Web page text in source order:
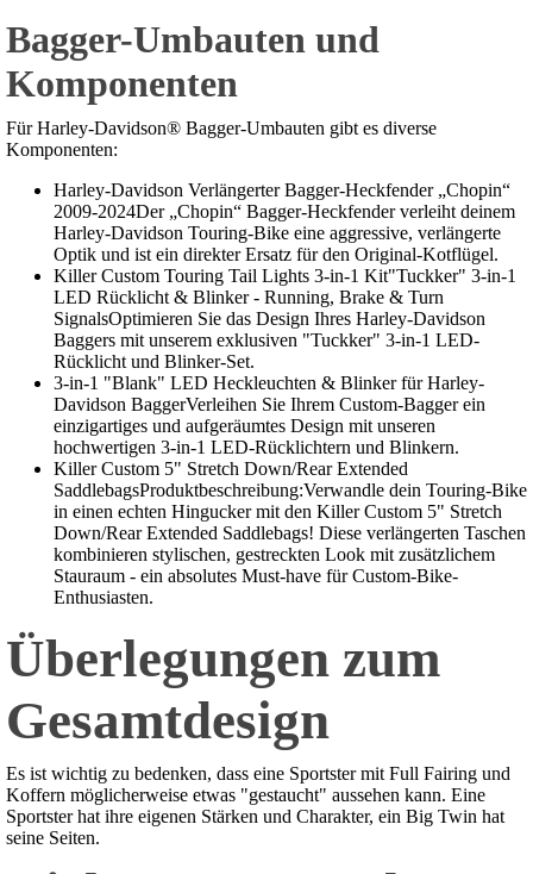
Bagger-Umbauten und
Komponenten
Für Harley-Davidson® Bagger-Umbauten gibt es diverse
Komponenten:
Harley-Davidson Verlängerter Bagger-Heckfender „Chopin“
2009-2024Der „Chopin“ Bagger-Heckfender verleiht deinem
Harley-Davidson Touring-Bike eine aggressive, verlängerte
Optik und ist ein direkter Ersatz für den Original-Kotflügel.
Killer Custom Touring Tail Lights 3-in-1 Kit"Tuckker" 3-in-1
LED Rücklicht & Blinker - Running, Brake & Turn
SignalsOptimieren Sie das Design Ihres Harley-Davidson
Baggers mit unserem exklusiven "Tuckker" 3-in-1 LED-
Rücklicht und Blinker-Set.
3-in-1 "Blank" LED Heckleuchten & Blinker für Harley-
Davidson BaggerVerleihen Sie Ihrem Custom-Bagger ein
einzigartiges und aufgeräumtes Design mit unseren
hochwertigen 3-in-1 LED-Rücklichtern und Blinkern.
Killer Custom 5" Stretch Down/Rear Extended
SaddlebagsProduktbeschreibung:Verwandle dein Touring-Bike
in einen echten Hingucker mit den Killer Custom 5" Stretch
Down/Rear Extended Saddlebags! Diese verlängerten Taschen
kombinieren stylischen, gestreckten Look mit zusätzlichem
Stauraum - ein absolutes Must-have für Custom-Bike-
Enthusiasten.
Überlegungen zum
Gesamtdesign
Es ist wichtig zu bedenken, dass eine Sportster mit Full Fairing und
Koffern möglicherweise etwas "gestaucht" aussehen kann. Eine
Sportster hat ihre eigenen Stärken und Charakter, ein Big Twin hat
seine Seiten.